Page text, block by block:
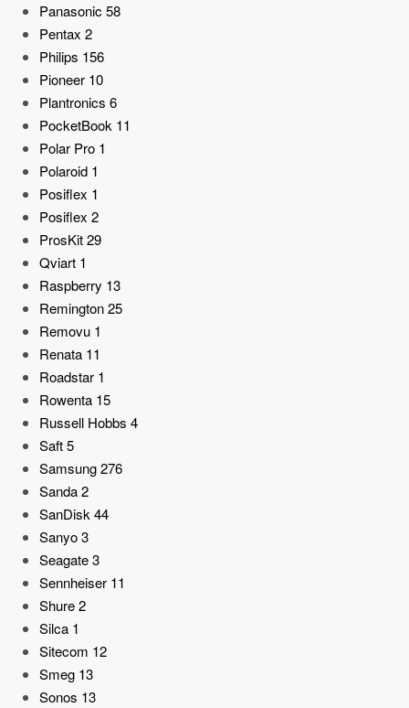
Panasonic 58
Pentax 2
Philips 156
Pioneer 10
Plantronics 6
PocketBook 11
Polar Pro 1
Polaroid 1
Posiflex 1
Posiflex 2
ProsKit29
Qviart 1
Raspberry 13
Remington25
Removu 1
Renata 11
Roadstar 1
Rowenta 15
Russell Hobbs 4
Saft5
Samsung276
Sanda2
SanDisk44
Sanyo3
Seagate3
Sennheiser 11
Shure2
Silca 1
Sitecom 12
Smeg 13
Sonos 13